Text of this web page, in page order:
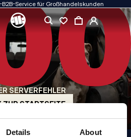
Details About
B2B-Service für Großhandelskunden
SERVERFEHLER
ZUR STARTSEITE
PRIORITÄT
mit Leidenschaft. Bei Haltbarkeit, Langlebigkeit der
machen wir keine Kompromisse.
ins San Diego der frühen 1990er Jahre. Unser Stil
von Sportlern, Kämpfern und unbeirrbaren